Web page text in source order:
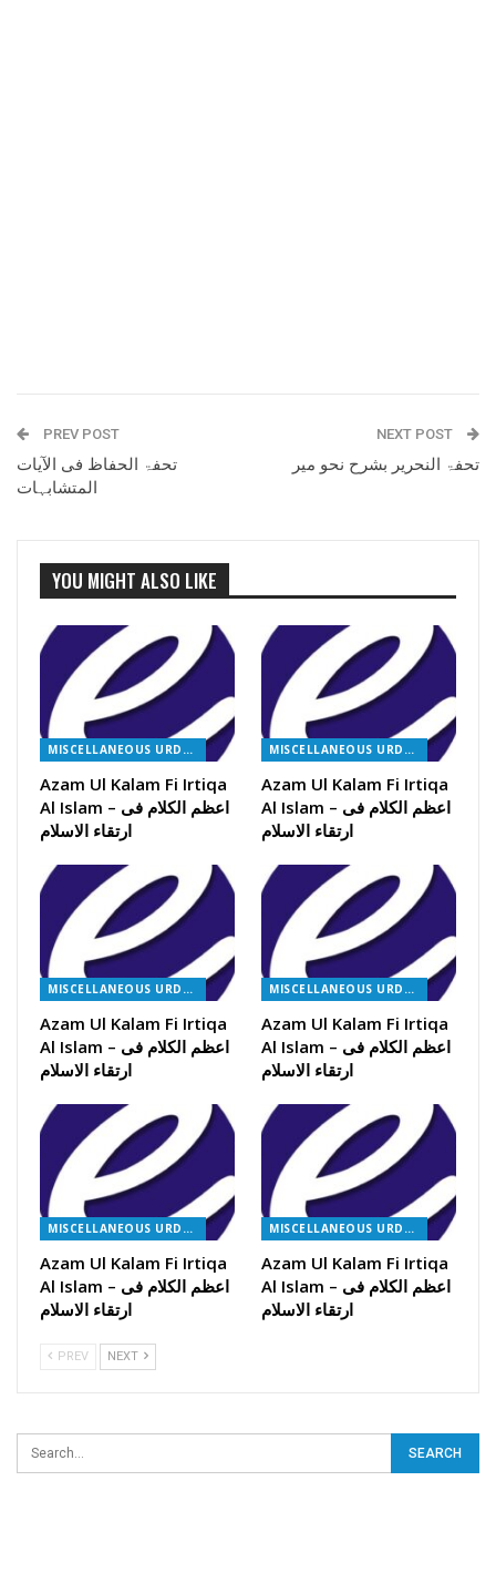
PREV POST
تحفۃ الحفاظ فی الآیات
المتشابہات
NEXT POST
تحفۃ النحریر بشرح نحو میر
YOU MIGHT ALSO LIKE
MISCELLANEOUS URDU BOOKS
Azam Ul Kalam Fi Irtiqa
Al Islam – اعظم الکلام فی
ارتقاء الاسلام
MISCELLANEOUS URDU BOOKS
Azam Ul Kalam Fi Irtiqa
Al Islam – اعظم الکلام فی
ارتقاء الاسلام
MISCELLANEOUS URDU BOOKS
Azam Ul Kalam Fi Irtiqa
Al Islam – اعظم الکلام فی
ارتقاء الاسلام
MISCELLANEOUS URDU BOOKS
Azam Ul Kalam Fi Irtiqa
Al Islam – اعظم الکلام فی
ارتقاء الاسلام
MISCELLANEOUS URDU BOOKS
Azam Ul Kalam Fi Irtiqa
Al Islam – اعظم الکلام فی
ارتقاء الاسلام
MISCELLANEOUS URDU BOOKS
Azam Ul Kalam Fi Irtiqa
Al Islam – اعظم الکلام فی
ارتقاء الاسلام
PREV NEXT